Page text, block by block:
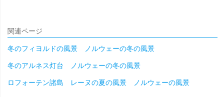
関連ページ
冬のフィヨルドの風景 ノルウェーの冬の風景
冬のアルネス灯台 ノルウェーの冬の風景
ロフォーテン諸島 レーヌの夏の風景 ノルウェーの風景